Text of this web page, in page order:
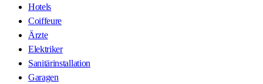
Hotels
Coiffeure
Ärzte
Elektriker
Sanitärinstallation
Garagen